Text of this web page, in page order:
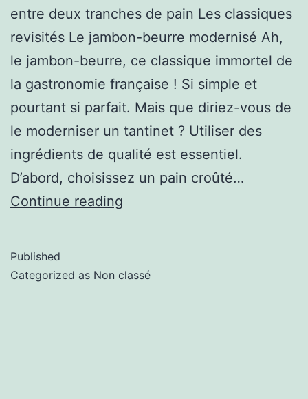
entre deux tranches de pain Les classiques
revisités Le jambon-beurre modernisé Ah,
le jambon-beurre, ce classique immortel de
la gastronomie française ! Si simple et
pourtant si parfait. Mais que diriez-vous de
le moderniser un tantinet ? Utiliser des
ingrédients de qualité est essentiel.
D’abord, choisissez un pain croûté…
Continue reading
Published
Categorized as Non classé